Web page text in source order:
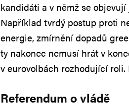
kandidáti a v němž se
Například tvrdý postup proti
energie, zmírnění dopadů
ty nakonec nemusí hrát v
v eurovolbách rozhodující roli.
Referendum o vládě